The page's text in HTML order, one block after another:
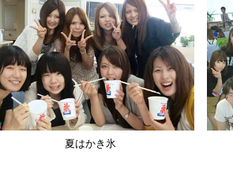
夏はかき氷